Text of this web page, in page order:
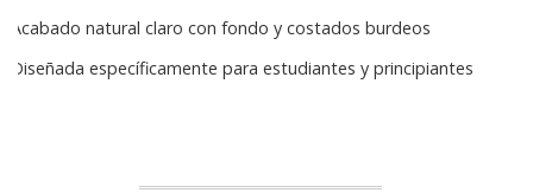
Acabado natural claro con fondo y costados burdeos
Diseñada específicamente para estudiantes y principiantes